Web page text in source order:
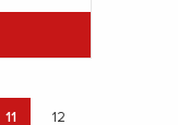
11 12